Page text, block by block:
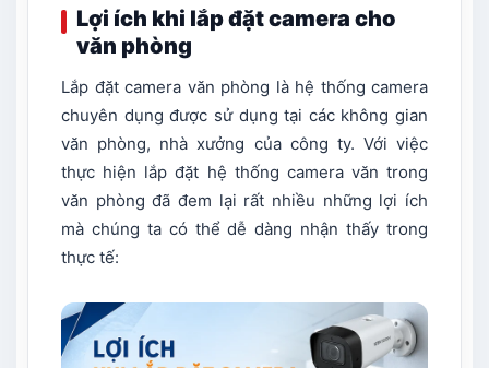
Lợi ích khi lắp đặt camera cho
văn phòng
Lắp đặt camera văn phòng là hệ thống camera
chuyên dụng được sử dụng tại các không gian
văn phòng, nhà xưởng của công ty. Với việc
thực hiện lắp đặt hệ thống camera văn trong
văn phòng đã đem lại rất nhiều những lợi ích
mà chúng ta có thể dễ dàng nhận thấy trong
thực tế: